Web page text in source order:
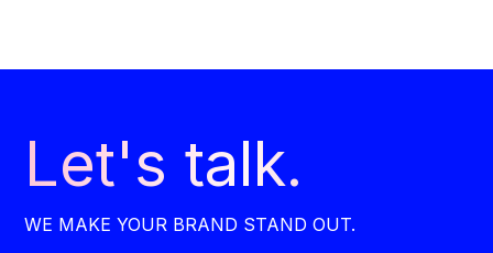
Let's talk.
WE MAKE YOUR BRAND STAND OUT.